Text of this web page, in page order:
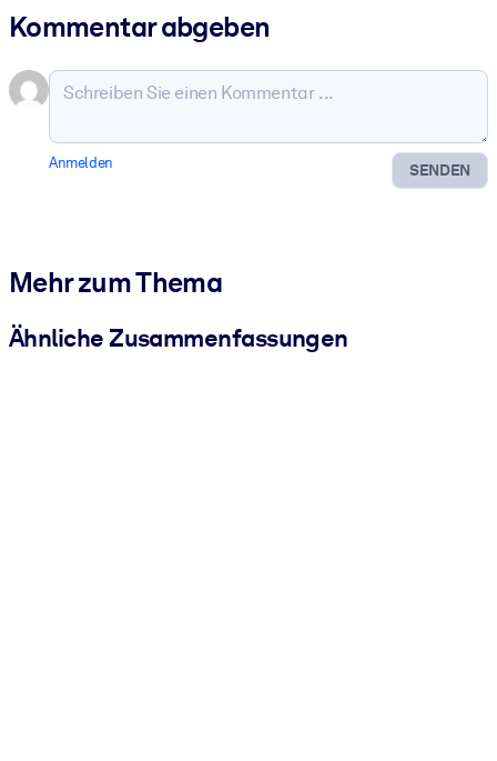
Kommentar abgeben
SENDEN
Anmelden
Mehr zum Thema
Ähnliche Zusammenfassungen